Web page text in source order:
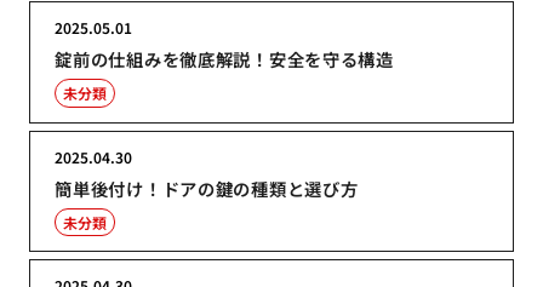
錠前の仕組みを徹底解説！安全を守る構造
2025.05.01
未分類
簡単後付け！ドアの鍵の種類と選び方
2025.04.30
未分類